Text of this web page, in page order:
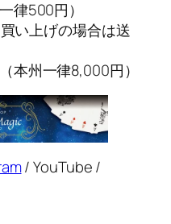
律500円）
い上げの場合は送
本州一律8,000円）
/ YouTube /